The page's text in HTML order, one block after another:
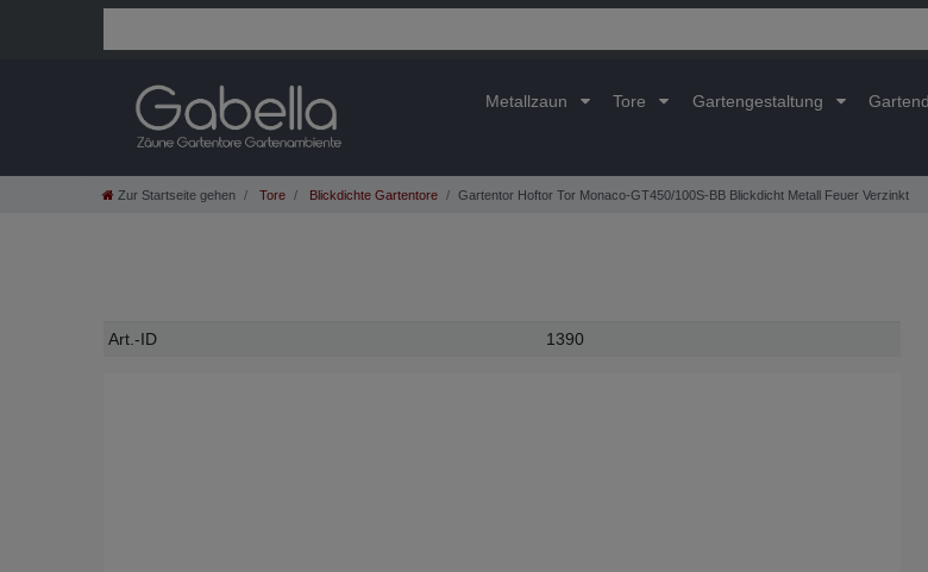
Metallzaun Tore Gartengestaltung
Zur Startseite gehen Tore Blickdichte Gartentore Gartentor Hoftor Tor Monaco-GT450/100S-BB Blickdicht Metall Feuer Verzinkt
Technisches
Wert
Art.-ID 1390